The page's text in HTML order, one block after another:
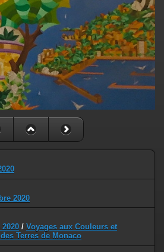
2020
/ Voyages aux Couleurs et
Terres de Monaco